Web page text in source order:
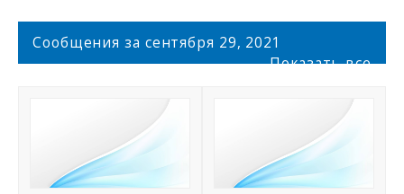
Главная
История края
Сообщения за сентября 29, 2021
Показать все